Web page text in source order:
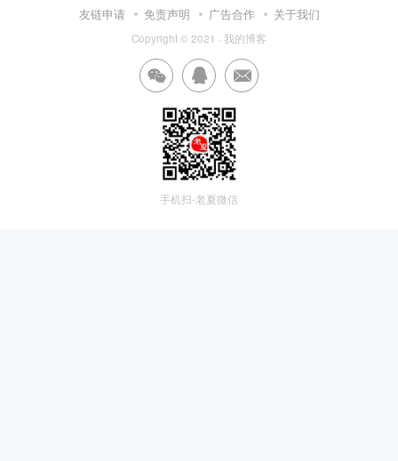
友链申请 免责声明 广告合作 关于我们
Copyright © 2021 · 我的博客
手机扫-老夏微信